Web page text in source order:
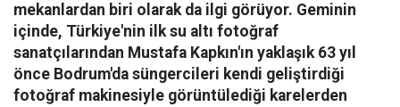
mekanlardan biri olarak da ilgi görüyor. Geminin
içinde, Türkiye'nin ilk su altı fotoğraf
sanatçılarından Mustafa Kapkın'ın yaklaşık 63 yıl
önce Bodrum'da süngercileri kendi geliştirdiği
fotoğraf makinesiyle görüntülediği karelerden